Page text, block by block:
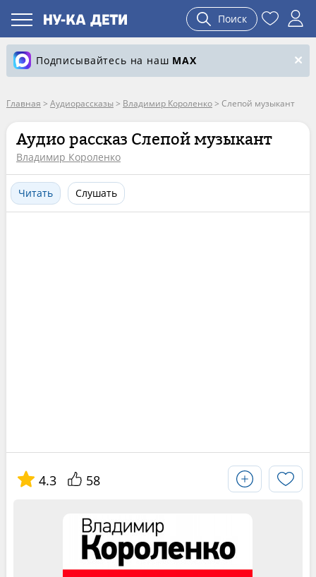
Поиск
Подписывайтесь на наш MAX
Главная > Аудиорассказы > Владимир Короленко> Слепой музыкант
Аудио рассказ Слепой музыкант
Владимир Короленко
Читать Слушать
4.3 58